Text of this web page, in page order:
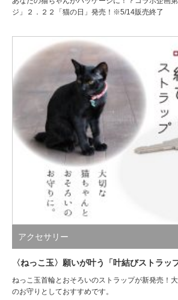
ジ」２．２２「猫の日」発売！※5/14販売終了
アクセサリー
〈ねっこ玉〉願いが叶う「叶結びストラッ
ねっこ玉首輪とおそろいのストラップが新発売！
のお守りとしておすすめです。